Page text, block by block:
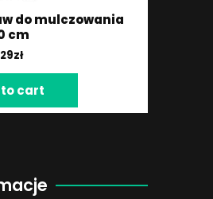
do mulczowania
cm
zł
cart